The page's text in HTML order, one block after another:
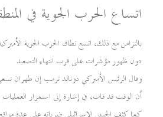
اتساع الحرب الجوية في
بالتزامن مع ذلك، اتسع نطاق الحرب الجوية
دون ظهور مؤشرات على قرب انتهاء التصعيد
وقال الرئيس الأميركي دونالد ترمب إن طهران
أن الوقت قد فات، في إشارة إلى استمرار